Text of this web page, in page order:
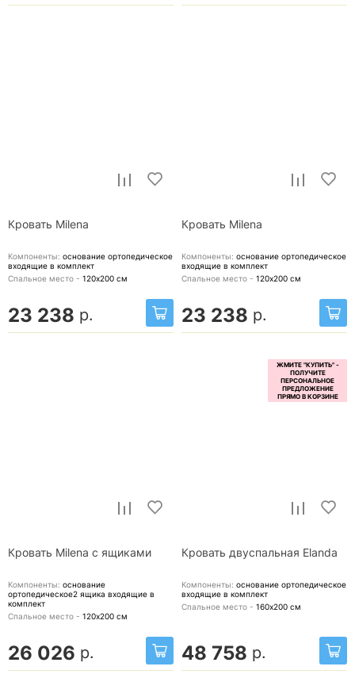
Кровать Milena
Компоненты: основание ортопедическое
входящие в комплект
Спальное место - 120х200 см
23 238 р.
Кровать Milena
Компоненты: основание ортопедическое
входящие в комплект
Спальное место - 120х200 см
23 238 р.
Кровать Milena с ящиками
Компоненты: основание
ортопедическое2 ящика входящие в
комплект
Спальное место - 120х200 см
26 026 р.
Кровать двуспальная Elanda
Компоненты: основание ортопедическое
входящие в комплект
Спальное место - 160х200 см
48 758 р.